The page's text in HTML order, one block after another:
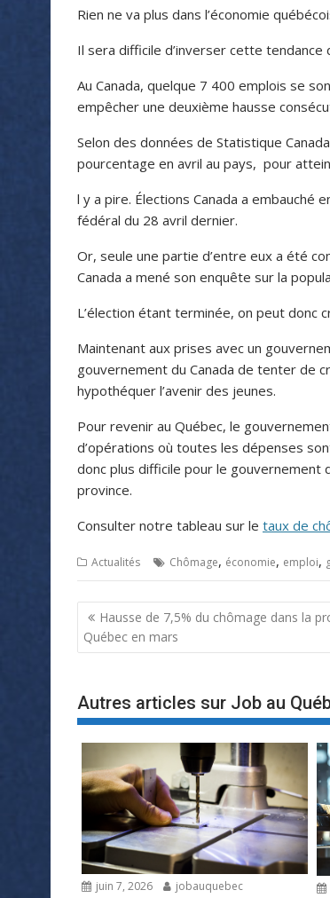
Rien ne va plus dans l’économie
Il sera difficile d’inverser cette tendance
Au Canada, quelque 7 400 emplois se
empêcher une deuxième hausse
Selon des données de Statistique
pourcentage en avril au pays, pour
l y a pire. Élections Canada a
fédéral du 28 avril dernier.
Or, seule une partie d’entre eux a été
Canada a mené son enquête sur la
L’élection étant terminée, on peut donc
Maintenant aux prises avec un
gouvernement du Canada de tenter de
hypothéquer l’avenir des jeunes.
Pour revenir au Québec, le
d’opérations où toutes les dépenses
donc plus difficile pour le gouvernement
province.
Consulter notre tableau sur le taux de
Actualités Chômage, économie, emploi,
Navigation
de
l’article
Hausse de 7,5% du chômage dans la
Québec en mars
Autres articles sur Job au
juin 7, 2026 jobauquebec